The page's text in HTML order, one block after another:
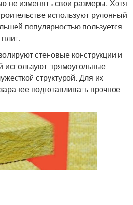
не изменять свои размеры. Хотя
используют рулонный
популярностью пользуется
стеновые конструкции и
используют прямоугольные
структурой. Для их
подготавливать прочное